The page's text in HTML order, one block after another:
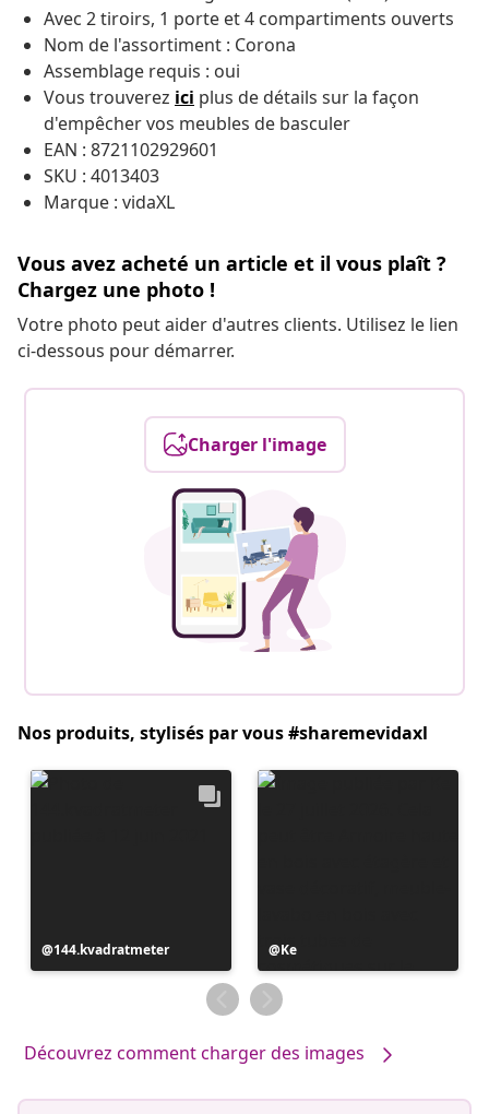
Avec 2 tiroirs, 1 porte et 4 compartiments ouverts
Nom de l'assortiment : Corona
Assemblage requis : oui
Vous trouverez ici plus de détails sur la façon
d'empêcher vos meubles de basculer
EAN : 8721102929601
SKU : 4013403
Marque : vidaXL
Vous avez acheté un article et il vous plaît ?
Chargez une photo !
Votre photo peut aider d'autres clients. Utilisez le lien
ci-dessous pour démarrer.
Charger l'image
Nos produits, stylisés par vous #sharemevidaxl
Publication
publiée
144.kvadratmeter
Publication
publiée
par
Ke
Découvrez comment charger des images